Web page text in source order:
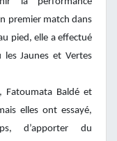
premier match dans
pied, elle a effectué
Jaunes et Vertes
Fatoumata Baldé et
elles ont essayé,
d’apporter du